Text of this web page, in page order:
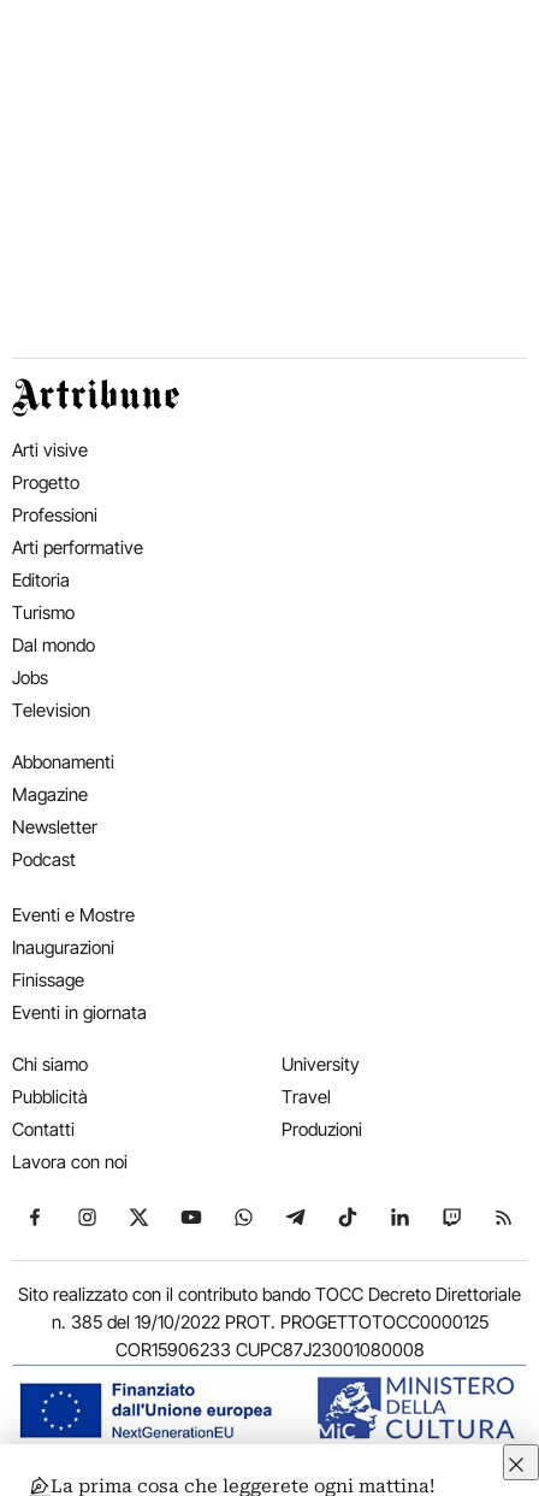
Artribune
Arti visive
Progetto
Professioni
Arti performative
Editoria
Turismo
Dal mondo
Jobs
Television
Abbonamenti
Magazine
Newsletter
Podcast
Eventi e Mostre
Inaugurazioni
Finissage
Eventi in giornata
Chi siamo
Pubblicità
Contatti
Lavora con noi
University
Travel
Produzioni
Seguici su Facebook
Seguici su Instagram
Seguici su X
Seguici su YouTube
Seguici su WhatsApp
Seguici su Telegram
Seguici su TikTok
Seguici su
Seguici
Sito realizzato con il contributo bando TOCC Decreto Direttoriale
n. 385 del 19/10/2022 PROT. PROGETTOTOCC0000125
COR15906233 CUPC87J23001080008
La prima cosa che leggerete ogni mattina!